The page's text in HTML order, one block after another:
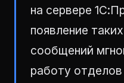
на сервере
появление
сообщений
работу